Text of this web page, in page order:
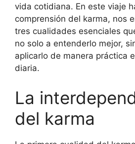
vida cotidiana. En este viaje
comprensión del karma, nos
tres cualidades esenciales
no solo a entenderlo mejor,
aplicarlo de manera práctica
diaria.
La
del karma